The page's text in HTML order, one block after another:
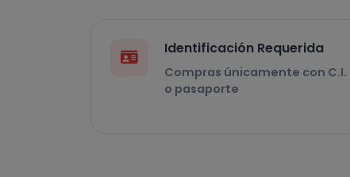
Identificación Requerida
Compras únicamente con C.I.
o pasaporte